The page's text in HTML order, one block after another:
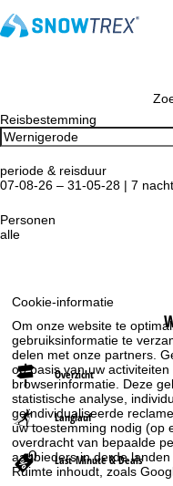
Cookie-informatie
Om onze website te
gebruiksinformatie te
delen met onze partners.
op basis van uw
browserinformatie. Deze
statistische analyse,
geïndividualiseerde
uw toestemming nodig (op
overdracht van bepaalde
aanbieders in derde
Ruimte inhoudt, zoals
Reisbestemming
periode & reisduur
07-08-26 – 31-05-28 | 7
Personen
alle
Overzicht
Langlauf
Last-Minute & Deals